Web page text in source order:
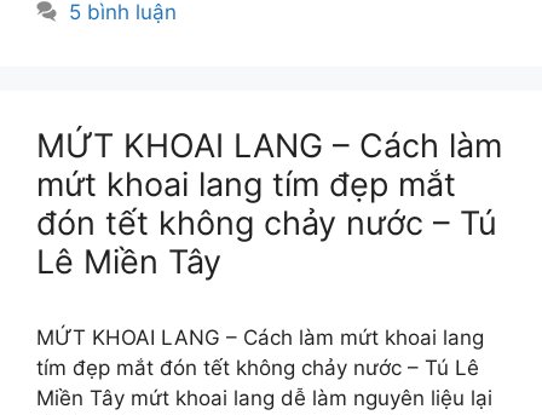
5 bình luận
MỨT KHOAI LANG – Cách làm
mứt khoai lang tím đẹp mắt
đón tết không chảy nước – Tú
Lê Miền Tây
MỨT KHOAI LANG – Cách làm mứt khoai lang
tím đẹp mắt đón tết không chảy nước – Tú Lê
Miền Tây mứt khoai lang dễ làm nguyên liệu lại